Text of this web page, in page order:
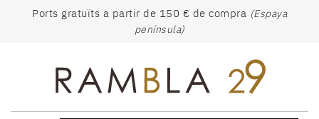
Ports gratuïts a partir de 150 € de compra (Espaya
península)